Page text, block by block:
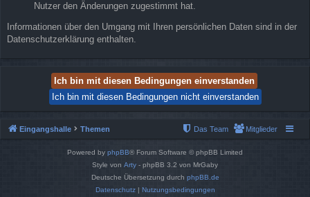
Nutzer den Änderungen zugestimmt hat.
Informationen über den Umgang mit Ihren persönlichen Daten sind in der
Datenschutzerklärung enthalten.
Eingangshalle Themen Mitglieder
Das Team
Powered by phpBB® Forum Software © phpBB Limited
Style von Arty - phpBB 3.2 von MrGaby
Deutsche Übersetzung durch phpBB.de
Datenschutz| Nutzungsbedingungen